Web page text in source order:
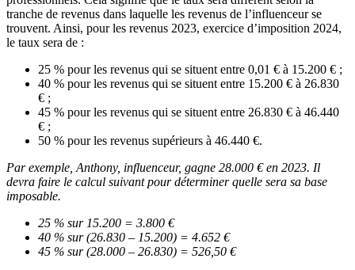
tranche de revenus dans laquelle les revenus de l’influenceur se
trouvent. Ainsi, pour les revenus 2023, exercice d’imposition 2024,
le taux sera de :
25 % pour les revenus qui se situent entre 0,01 € à 15.200 € ;
40 % pour les revenus qui se situent entre 15.200 € à 26.830
€ ;
45 % pour les revenus qui se situent entre 26.830 € à 46.440
€ ;
50 % pour les revenus supérieurs à 46.440 €.
Par exemple, Anthony, influenceur, gagne 28.000 € en 2023. Il
devra faire le calcul suivant pour déterminer quelle sera sa base
imposable.
25 % sur 15.200 = 3.800 €
40 % sur (26.830 – 15.200) = 4.652 €
45 % sur (28.000 – 26.830) = 526,50 €